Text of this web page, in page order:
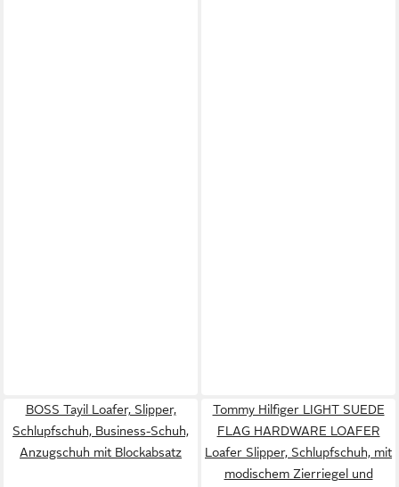
BOSS Tayil Loafer, Slipper,
Schlupfschuh, Business-Schuh,
Anzugschuh mit Blockabsatz
Tommy Hilfiger LIGHT SUEDE
FLAG HARDWARE LOAFER
Loafer Slipper, Schlupfschuh, mit
modischem Zierriegel und